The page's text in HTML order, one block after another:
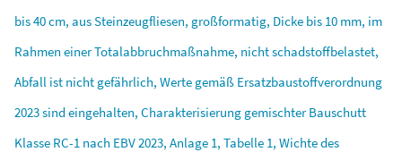
bis40cm, ausSteinzeugfliesen, großformatig, Dicke bis 10 mm, im
Rahmen einerTotalabbruchmaßnahme, nichtschadstoffbelastet,
Abfall ist nicht gefährlich, Werte gemäß Ersatzbaustoffverordnung
2023sindeingehalten, Charakterisierung gemischterBauschutt
Klasse RC-1 nach EBV2023, Anlage 1, Tabelle 1, Wichtedes